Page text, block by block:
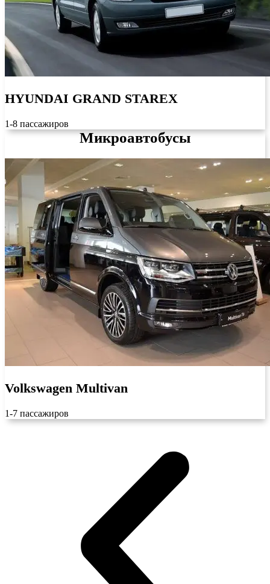
HYUNDAI GRAND STAREX
1-8 пассажиров
Микроавтобусы
Volkswagen Multivan
1-7 пассажиров